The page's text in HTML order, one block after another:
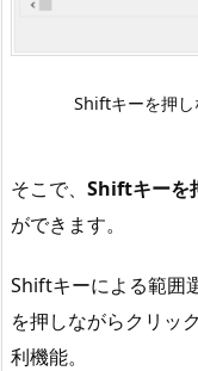
Shiftキーを押し
そこで、 Shiftキーを
ができます。
Shiftキーによる範囲
を押しながらクリッ
利機能。